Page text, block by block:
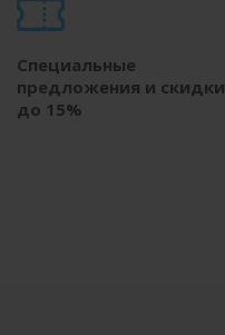
Специальные
предложения и скидки
до 15%